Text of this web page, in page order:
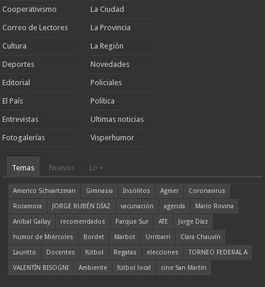
Cooperativismo
Correo de Lectores
Cultura
Deportes
Editorial
El País
Entrevistas
Fotogalerías
La Ciudad
La Provincia
La Región
Novedades
Policiales
Política
Ultimas noticias
Visperhumor
Temas Nuevos Lo +
Americo Schvartzman Gimnasia Insólitos Agmer
Coronavirus
Rocamora
JORGE RUBÉN DÍAZ vacunación agenda
Mario Rovina
Aníbal Gallay
recomendados Parque Sur ATE
Jorge Díaz
humor de Miércoles
Bordet Marbot Urribarri
Clara Chauvín
Lauritto
Docentes fútbol Regatas elecciones
TORNEO FEDERAL A
VALENTÍN BISOGNI
Ambiente fútbol local cine San Martín